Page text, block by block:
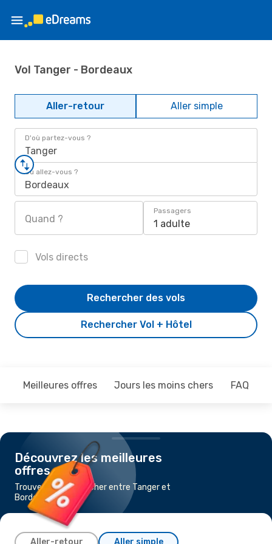
Vol Tanger - Bordeaux
Aller-retour Aller simple
D'où partez-vous ?
Tanger
Où allez-vous ?
Bordeaux
Quand ?
Passagers
1 adulte
Vols directs
Rechercher Vol + Hôtel
Rechercher des vols
Meilleures offres Jours les moins chers FAQ
Découvrez les meilleures
offres
Trouvez un vol pas cher entre Tanger et
Bordeaux
Aller-retour Aller simple